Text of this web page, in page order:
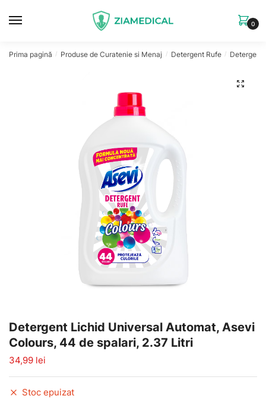
0
Prima pagină / Produse de Curatenie si Menaj / Detergent Rufe / Detergent
🔍
Detergent Lichid Universal Automat, Asevi
Colours, 44 de spalari, 2.37 Litri
34,99 lei
Stoc epuizat